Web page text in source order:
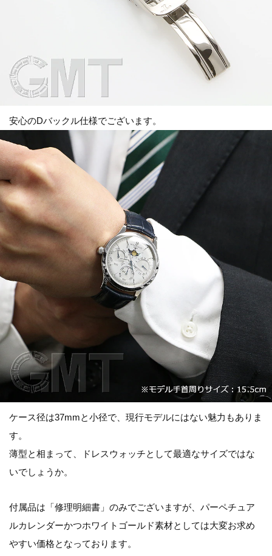
安心のDバックル仕様でございます。
ケース径は37mmと小径で、現行モデルにはない魅力もありま
す。
薄型と相まって、ドレスウォッチとして最適なサイズではな
いでしょうか。
付属品は「修理明細書」のみでございますが、パーペチュア
ルカレンダーかつホワイトゴールド素材としては大変お求め
やすい価格となっております。